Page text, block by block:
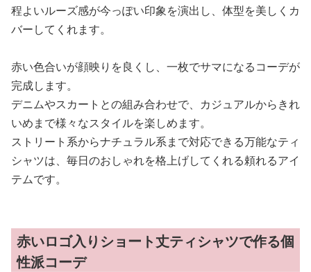
程よいルーズ感が今っぽい印象を演出し、体型を美しくカ
バーしてくれます。
赤い色合いが顔映りを良くし、一枚でサマになるコーデが
完成します。
デニムやスカートとの組み合わせで、カジュアルからきれ
いめまで様々なスタイルを楽しめます。
ストリート系からナチュラル系まで対応できる万能なティ
シャツは、毎日のおしゃれを格上げしてくれる頼れるアイ
テムです。
赤いロゴ入りショート丈ティシャツで作る個
性派コーデ